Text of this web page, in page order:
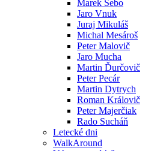
Marek Šebo
Jaro Vnuk
Juraj Mikuláš
Michal Mesároš
Peter Malovič
Jaro Mucha
Martin Ďurčovič
Peter Pecár
Martin Dytrych
Roman Královič
Peter Majerčiak
Rado Sucháň
Letecké dni
WalkAround